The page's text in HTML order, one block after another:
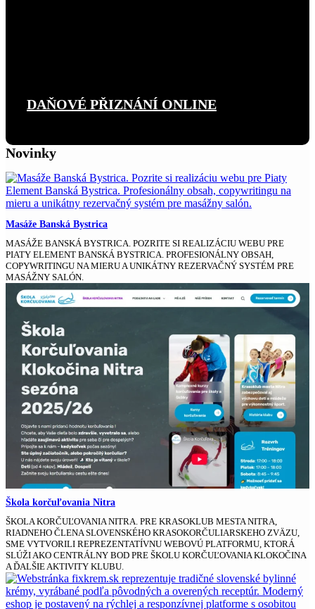
DAŇOVÉ PŘIZNÁNÍ ONLINE
Novinky
Masáže Banská Bystrica
MASÁŽE BANSKÁ BYSTRICA. POZRITE SI REALIZÁCIU WEBU PRE
PIATY ELEMENT BANSKÁ BYSTRICA. PROFESIONÁLNY OBSAH,
COPYWRITINGU NA MIERU A UNIKÁTNY REZERVAČNÝ SYSTÉM PRE
MASÁŽNY SALÓN.
Škola korčuľovania Nitra
ŠKOLA KORČUĽOVANIA NITRA. PRE KRASOKLUB MESTA NITRA,
RIADNEHO ČLENA SLOVENSKÉHO KRASOKORČULIARSKEHO ZVÄZU,
SME VYTVORILI REPREZENTATÍVNU WEBOVÚ PLATFORMU, KTORÁ
SLÚŽI AKO CENTRÁLNY BOD PRE ŠKOLU KORČUĽOVANIA KLOKOČINA
A ĎALŠIE AKTIVITY KLUBU.